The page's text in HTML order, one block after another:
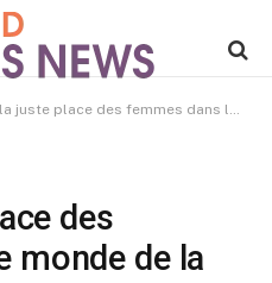
place des femmes dans le monde de la finance
des
monde de la